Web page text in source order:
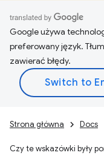
Google używa
preferowany język.
zawierać błędy.
Strona główna Docs
Czy te wskazówki były